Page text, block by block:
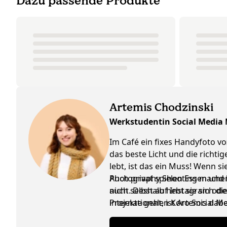
Artemis Chodzinski
Werkstudentin Social Media
Im Café ein fixes Handyfoto
das beste Licht und die
lebt, ist das ein Muss! Wenn
Photography Shooting
nicht. Deshalb hebt sie sich
internationalen Koro Social
Auch privat spielen Essen
auch selbst auf Instagram
Projekte geht, ist Artemis
ausgetauscht werden, ist das